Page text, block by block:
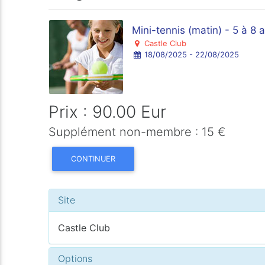
Mini-tennis (matin) - 5 à 8
Castle Club
18/08/2025 - 22/08/2025
Prix : 90.00 Eur
Supplément non-membre : 15 €
CONTINUER
Site
Castle Club
Options